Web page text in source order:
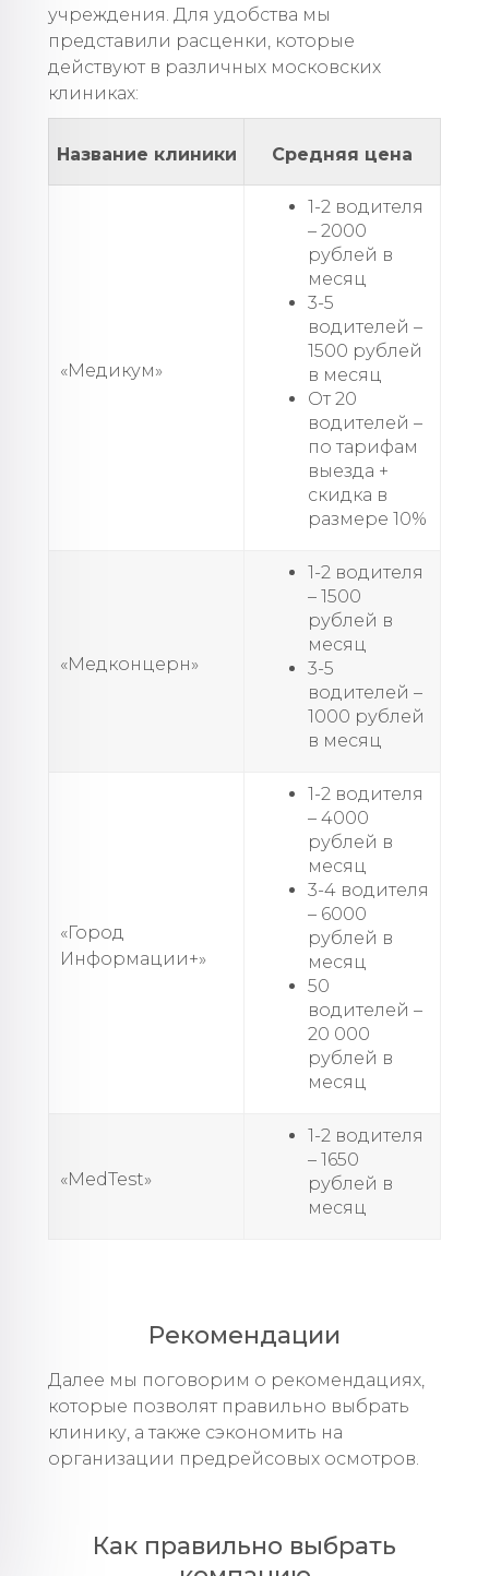
учреждения. Для удобства мы
представили расценки, которые
действуют в различных московских
клиниках:
Название клиники Средняя цена
«Медикум»
1-2 водителя
– 2000
рублей в
месяц
3-5
водителей –
1500 рублей
в месяц
От 20
водителей –
по тарифам
выезда +
скидка в
размере 10%
«Медконцерн»
1-2 водителя
– 1500
рублей в
месяц
3-5
водителей –
1000 рублей
в месяц
«Город
Информации+»
1-2 водителя
– 4000
рублей в
месяц
3-4 водителя
– 6000
рублей в
месяц
50
водителей –
20 000
рублей в
месяц
«MedTest»
1-2 водителя
– 1650
рублей в
месяц
Рекомендации
Далее мы поговорим о рекомендациях,
которые позволят правильно выбрать
клинику, а также сэкономить на
организации предрейсовых осмотров.
Как правильно выбрать